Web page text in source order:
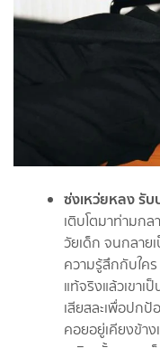
ซ่งเหว่ยหลง รับ
เติบโตมาท่ามก
วัยเด็ก จนกลาย
ความรู้สึกกับใคร
แท้จริงแล้วเขา
เสียสละเพื่อปก
คอยอยู่เคียงข้าง